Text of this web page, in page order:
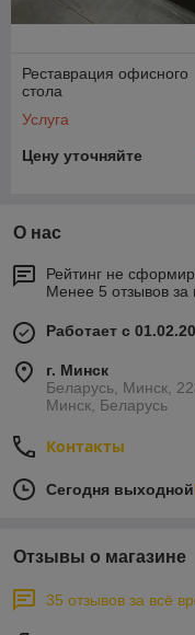
Реставрация офисного
стола
Услуга
Цену уточняйте
О нас
Рейтинг не
Менее 5 отзывов за
Работает с
г. Минск
Беларусь, Минск,
Минск, Беларусь
Контакты
Сегодня выходной
Отзывы о магазине
35 отзывов за всё